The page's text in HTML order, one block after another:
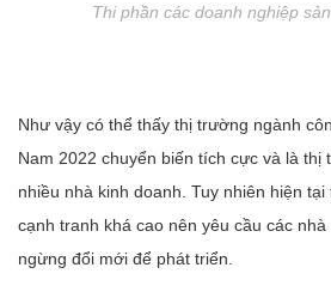
Thi phần các doanh nghiệp
Như vậy có thể thấy thị trường ngành
Nam 2022 chuyển biến tích cực và là thị
nhiều nhà kinh doanh. Tuy nhiên hiện
cạnh tranh khá cao nên yêu cầu các
ngừng đổi mới để phát triển.